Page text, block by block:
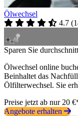
Ölwechsel
4.7 (
Sparen Sie
Ölwechsel online
Beinhaltet das
Ölfilterwechsel. Sie
Preise jetzt ab nur 20
Angebote erhalten